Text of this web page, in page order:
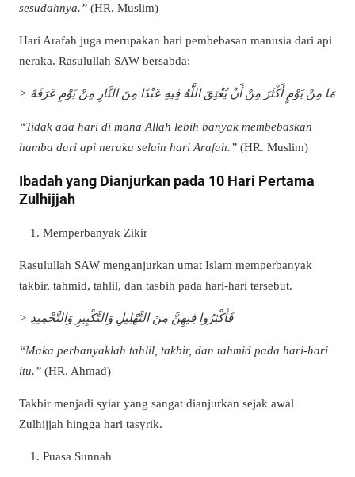
sesudahnya.” (HR. Muslim)
Hari Arafah juga merupakan hari pembebasan manusia dari api
neraka. Rasulullah SAW bersabda:
> مَا مِنْ يَوْمٍ أَكْثَرَ مِنْ أَنْ يُعْتِقَ اللَّهُ فِيهِ عَبْدًا مِنَ النَّارِ مِنْ يَوْمِ عَرَفَةَ
“Tidak ada hari di mana Allah lebih banyak membebaskan
hamba dari api neraka selain hari Arafah.” (HR. Muslim)
Ibadah yang Dianjurkan pada 10 Hari Pertama
Zulhijjah
Memperbanyak Zikir
Rasulullah SAW menganjurkan umat Islam memperbanyak
takbir, tahmid, tahlil, dan tasbih pada hari-hari tersebut.
> فَأَكْثِرُوا فِيهِنَّ مِنَ التَّهْلِيلِ وَالتَّكْبِيرِ وَالتَّحْمِيدِ
“Maka perbanyaklah tahlil, takbir, dan tahmid pada hari-hari
itu.” (HR. Ahmad)
Takbir menjadi syiar yang sangat dianjurkan sejak awal
Zulhijjah hingga hari tasyrik.
Puasa Sunnah